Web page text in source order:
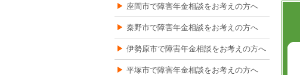
座間市で障害年金相談をお考えの方へ
秦野市で障害年金相談をお考えの方へ
伊勢原市で障害年金相談をお考えの方へ
平塚市で障害年金相談をお考えの方へ